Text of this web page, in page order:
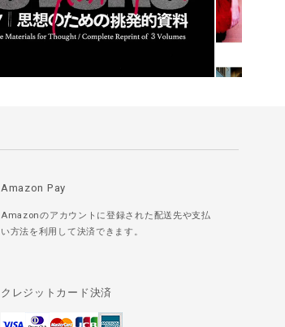
Amazon Pay
Amazonのアカウントに登録された配送先や支払
い方法を利用して決済できます。
クレジットカード決済